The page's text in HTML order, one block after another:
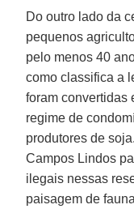
Do outro lado da
pequenos
pelo menos 40
como classifica a
foram convertidas
regime de
produtores de
Campos Lindos
ilegais nessas
paisagem de